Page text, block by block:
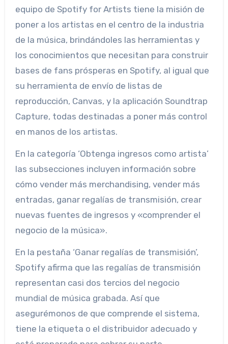
equipo de Spotify for Artists tiene la misión de
poner a los artistas en el centro de la industria
de la música, brindándoles las herramientas y
los conocimientos que necesitan para construir
bases de fans prósperas en Spotify, al igual que
su herramienta de envío de listas de
reproducción, Canvas, y la aplicación Soundtrap
Capture, todas destinadas a poner más control
en manos de los artistas.
En la categoría ‘Obtenga ingresos como artista’
las subsecciones incluyen información sobre
cómo vender más merchandising, vender más
entradas, ganar regalías de transmisión, crear
nuevas fuentes de ingresos y «comprender el
negocio de la música».
En la pestaña ‘Ganar regalías de transmisión’,
Spotify afirma que las regalías de transmisión
representan casi dos tercios del negocio
mundial de música grabada. Así que
asegurémonos de que comprende el sistema,
tiene la etiqueta o el distribuidor adecuado y